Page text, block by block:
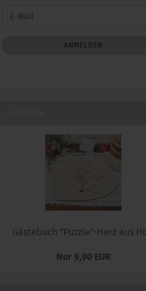
ZUR
E-
ANMELDEN
Gästebuch "Puzzle"-Herz aus
Nur 9,90 EUR